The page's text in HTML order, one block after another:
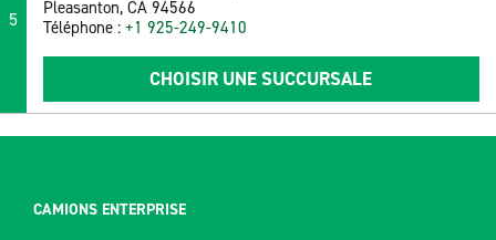
5
Pleasanton, CA 94566
Téléphone : +1 925-249-9410
CHOISIR UNE SUCCURSALE
CAMIONS ENTERPRISE